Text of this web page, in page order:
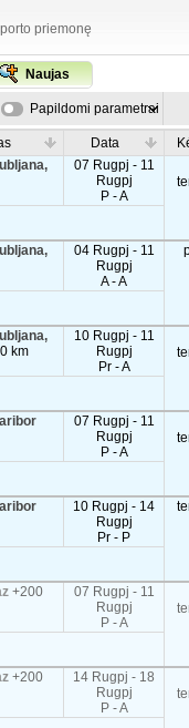
priemonę
Naujas
Papildomi parametrai
Data
07 Rugpj - 11
Rugpj
P - A
04 Rugpj - 11
Rugpj
A - A
km
10 Rugpj - 11
Rugpj
Pr - A
07 Rugpj - 11
Rugpj
P - A
10 Rugpj - 14
Rugpj
Pr - P
+200
07 Rugpj - 11
Rugpj
P - A
+200
14 Rugpj - 18
Rugpj
P - A